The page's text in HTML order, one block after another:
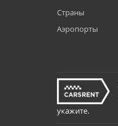
Страны
Аэропорты
укажите.